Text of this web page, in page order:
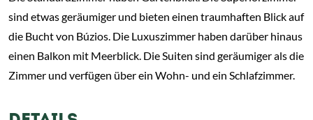
sind etwas geräumiger und bieten einen traumhaften Blick auf
die Bucht von Búzios. Die Luxuszimmer haben darüber hinaus
einen Balkon mit Meerblick. Die Suiten sind geräumiger als die
Zimmer und verfügen über ein Wohn- und ein Schlafzimmer.